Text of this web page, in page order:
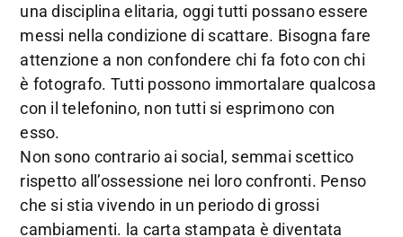
una disciplina elitaria, oggi tutti possano essere
messi nella condizione di scattare. Bisogna fare
attenzione a non confondere chi fa foto con chi
è fotografo. Tutti possono immortalare qualcosa
con il telefonino, non tutti si esprimono con
esso.
Non sono contrario ai social, semmai scettico
rispetto all’ossessione nei loro confronti. Penso
che si stia vivendo in un periodo di grossi
cambiamenti. la carta stampata è diventata